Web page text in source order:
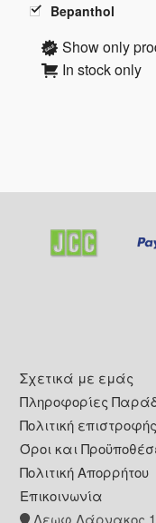
Bepanthol
Show only
In stock only
Footer
Σχετικά με εμάς
Πληροφορίες
Πολιτική
Όροι και
Πολιτική Απορρήτου
Επικοινωνία